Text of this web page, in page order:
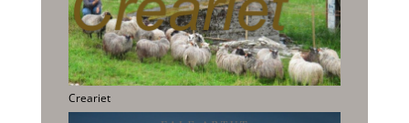
Creariet